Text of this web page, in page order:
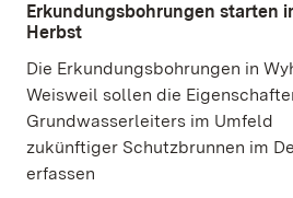
Erkundungsbohrungen starten
Herbst
Die Erkundungsbohrungen in
Weisweil sollen die
Grundwasserleiters im Umfeld
zukünftiger Schutzbrunnen im
erfassen